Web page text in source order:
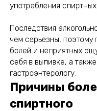
употребления
Последствия
чем серьезны, поэтому
болей и неприятных
себя в выпивке, а
гастроэнтерологу.
Причины
спиртного